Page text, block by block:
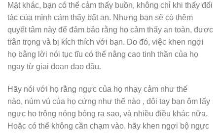
Mặt khác, bạn có thể cảm thấy buồn, không chỉ khi thấy đối
tác của mình cảm thấy bất an. Nhưng bạn sẽ có thêm
quyết tâm này để đảm bảo rằng họ cảm thấy an toàn, được
trân trọng và bị kích thích với bạn. Do đó, việc khen ngợi
họ bằng lời nói tục tĩu có thể nâng cao tinh thần của họ
ngay từ giai đoạn dạo đầu.
Hãy nói với họ rằng ngực của họ nhạy cảm như thế
nào, núm vú của họ cứng như thế nào , đôi tay bạn ôm lấy
ngực họ trông nóng bỏng ra sao, và nhiều điều khác nữa.
Hoặc có thể không cần chạm vào, hãy khen ngợi bộ ngực